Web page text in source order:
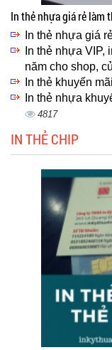
In thẻ nhựa giá rẻ làm
In thẻ nhựa giá
In thẻ nhựa
năm cho shop,
In thẻ khuyến mãi
In thẻ nhựa
4817
IN THẺ CHIP